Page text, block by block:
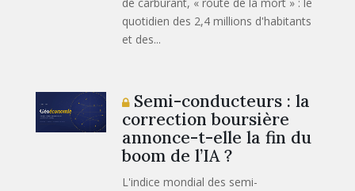
de carburant, « route de la mort » : le
quotidien des 2,4 millions d'habitants
et des...
Semi-conducteurs : la
correction boursière
annonce-t-elle la fin du
boom de l’IA ?
L'indice mondial des semi-